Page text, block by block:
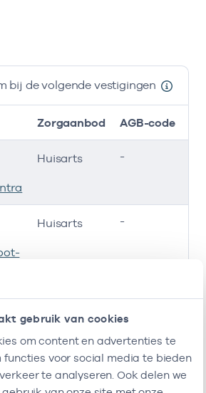
gebruik van cookies
om content en advertenties te
functies voor social media te bieden
te analyseren. Ook delen we
bij de volgende vestigingen
de volgende vestigingen
Zorgaanbod AGB-code
Huisarts -
Huisarts -
Huisarts -
Huisarts -